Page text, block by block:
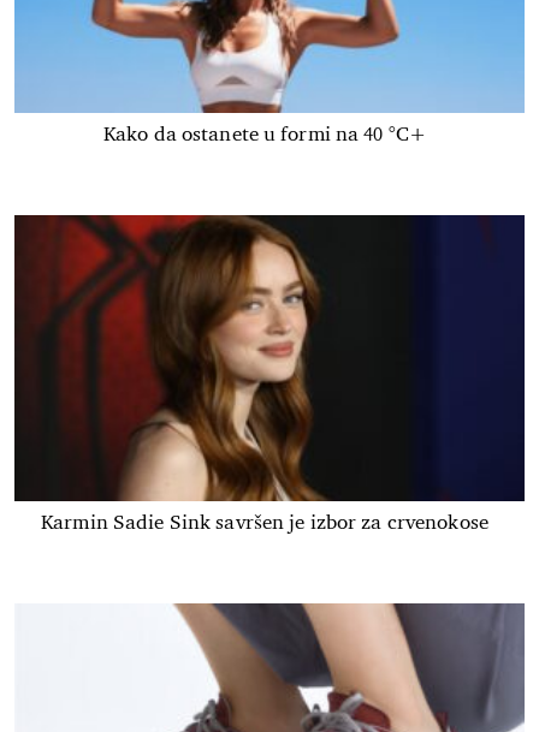
Kako da ostanete u formi na 40 °C+
Karmin Sadie Sink savršen je izbor za crvenokose